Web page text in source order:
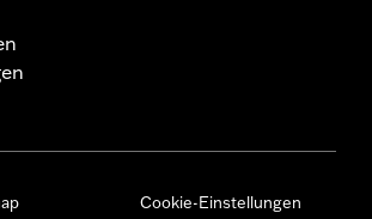
Cookie-Einstellungen